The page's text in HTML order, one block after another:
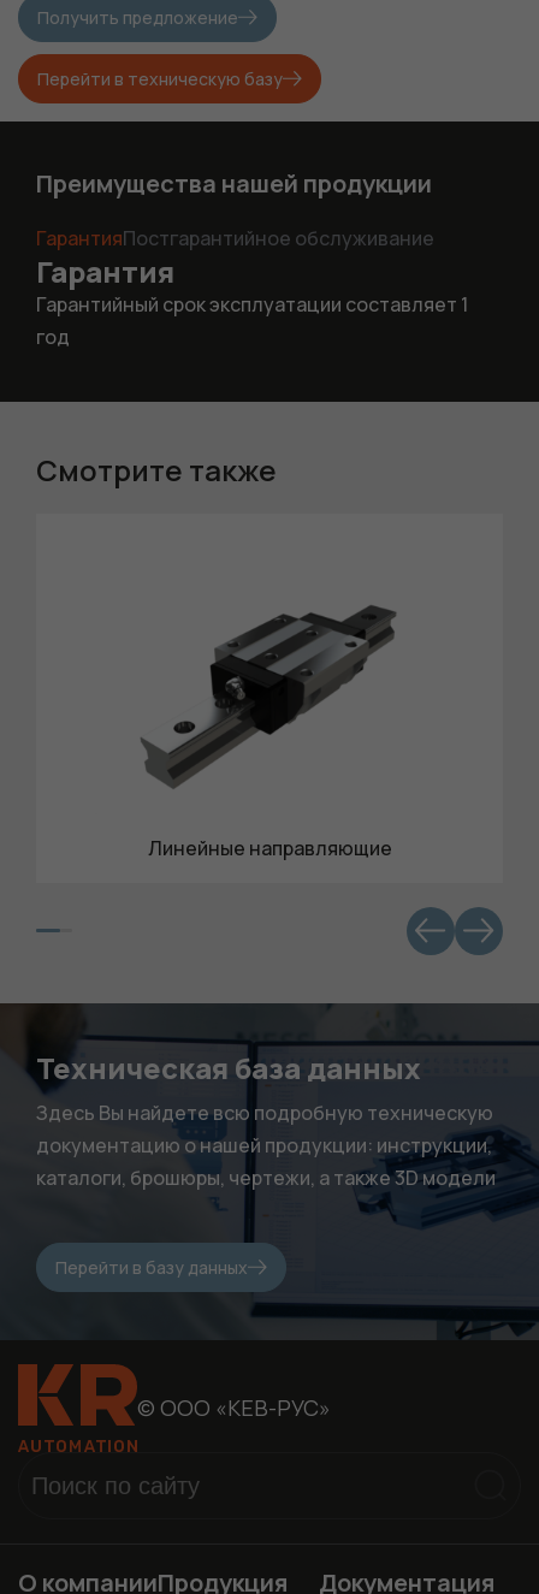
Получить предложение
Перейти в техническую базу
Преимущества нашей продукции
ГарантияПостгарантийное обслуживание
Гарантия
Гарантийный срок эксплуатации составляет 1
год
Смотрите также
Линейные направляющие
Техническая база данных
Здесь Вы найдете всю подробную техническую
документацию о нашей продукции: инструкции,
каталоги, брошюры, чертежи, а также 3D модели
Перейти в базу данных
© ООО «КЕВ-РУС»
О компанииПродукция Документация
Обязательные
функционала и
сайт работал.